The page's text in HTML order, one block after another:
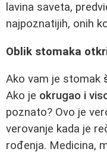
lavina saveta,
najpoznatijih, onih
Oblik stomaka
Ako vam je stomak
Ako je okrugao i
poznato? Ovo je
verovanje kada je
rođenja. Medicina,